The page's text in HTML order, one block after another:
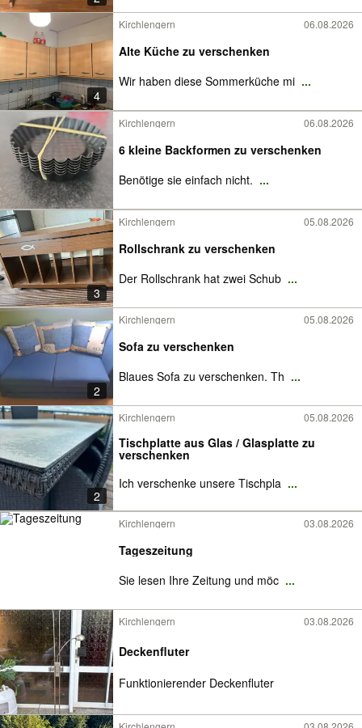
4
Kirchlengern 06.08.2026
Alte Küche zu verschenken
Wir haben diese Sommerküche mi ...
Kirchlengern 06.08.2026
6 kleine Backformen zu verschenken
Benötige sie einfach nicht. ...
3
Kirchlengern 05.08.2026
Rollschrank zu verschenken
Der Rollschrank hat zwei Schub ...
2
Kirchlengern 05.08.2026
Sofa zu verschenken
Blaues Sofa zu verschenken. Th ...
2
Kirchlengern 05.08.2026
Tischplatte aus Glas / Glasplatte zu
verschenken
Ich verschenke unsere Tischpla ...
Kirchlengern 03.08.2026
Tageszeitung
Sie lesen Ihre Zeitung und möc ...
Kirchlengern 03.08.2026
Deckenfluter
Funktionierender Deckenfluter